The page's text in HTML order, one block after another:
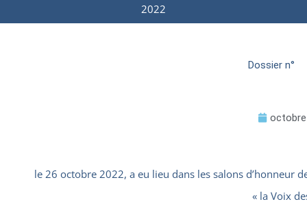
2022
Dossier n°
octobre
le 26 octobre 2022, a eu lieu dans les salons d’honneur
« la Voix